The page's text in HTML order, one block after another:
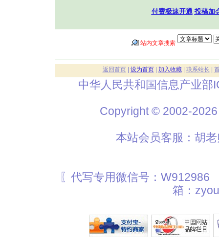
付费极速开通 投稿加
站内文章搜索
返回首页| 设为首页| 加入收藏| 联系站长
中华人民共和国信息产业部
Copyright © 2002-
本站会员客服：胡
〖代写专用微信号：
箱：